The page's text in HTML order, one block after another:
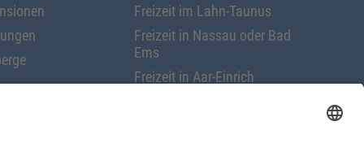
Freizeit im Lahn-Taunus
Freizeit in Nassau oder Bad
Ems
Freizeit in Aar-Einrich